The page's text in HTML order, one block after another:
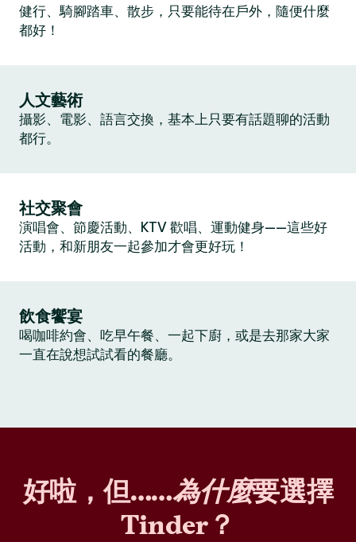
健行、騎腳踏車、散步，只要能待在戶外，隨便什麼
都好！
人文藝術
攝影、電影、語言交換，基本上只要有話題聊的活動
都行。
社交聚會
演唱會、節慶活動、KTV 歡唱、運動健身——這些好
活動，和新朋友一起參加才會更好玩！
飲食饗宴
喝咖啡約會、吃早午餐、一起下廚，或是去那家大家
一直在說想試試看的餐廳。
好啦，但……為什麼要選擇
Tinder？